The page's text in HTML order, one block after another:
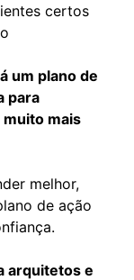
certos
um plano de
para
mais
melhor,
de ação
arquitetos e